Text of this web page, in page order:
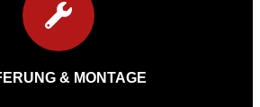
& MONTAGE